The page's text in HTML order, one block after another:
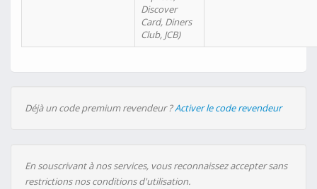
Discover
Card, Diners
Club, JCB)
Déjà un code premium revendeur ?Activer le code revendeur
En souscrivant à nos services, vous reconnaissez accepter sans
restrictions nos conditions d'utilisation.